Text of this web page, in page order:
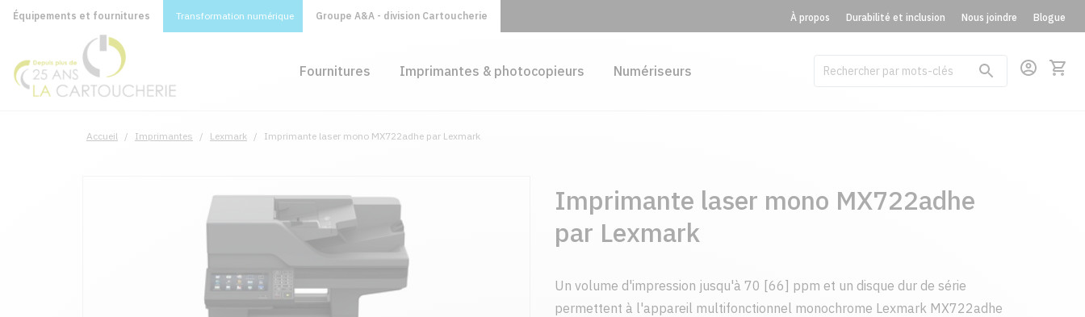
Équipements et fournitures Transformation numérique Groupe A&A - division Cartoucherie À propos Durabilité et inclusion Nous joindre Blogue
Fournitures Imprimantes & photocopieurs Numériseurs
Accueil / Imprimantes / Lexmark / Imprimante laser mono MX722adhe par Lexmark
Imprimante laser mono MX722adhe
par Lexmark
Un volume d'impression jusqu'à 70 [66] ppm et un disque dur de série
permettent à l'appareil multifonctionnel monochrome Lexmark MX722adhe